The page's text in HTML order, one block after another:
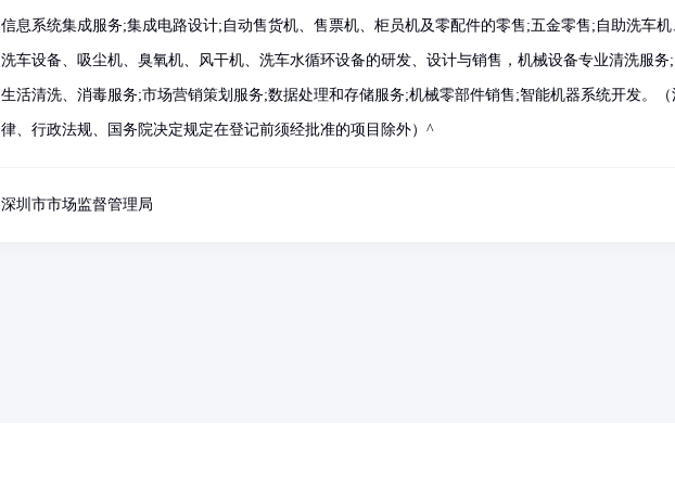
信息系统集成服务;集成电路设计;自动售货机、售票机、柜员机及零配件的零售;五金零售;自助洗车机
洗车设备、吸尘机、臭氧机、风干机、洗车水循环设备的研发、设计与销售，机械设备专业清洗服务;
生活清洗、消毒服务;市场营销策划服务;数据处理和存储服务;机械零部件销售;智能机器系统开发。（
律、行政法规、国务院决定规定在登记前须经批准的项目除外）^
深圳市市场监督管理局